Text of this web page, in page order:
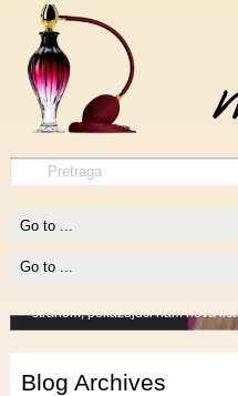
Prada Candy
provokativno ženstven parfem.
stranom, pokazujući nam nova
više, a više je sve!Procitajte vise
Blog Archives